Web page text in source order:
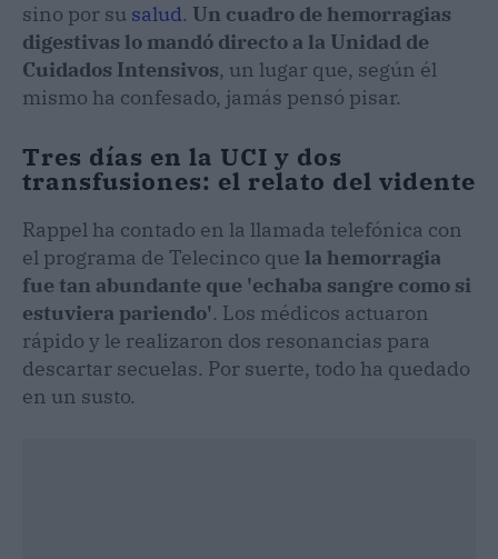
sino por su salud. Un cuadro de hemorragias
digestivas lo mandó directo a la Unidad de
Cuidados Intensivos, un lugar que, según él
mismo ha confesado, jamás pensó pisar.
Tres días en la UCI y dos
transfusiones: el relato del vidente
Rappel ha contado en la llamada telefónica con
el programa de Telecinco que la hemorragia
fue tan abundante que 'echaba sangre como si
estuviera pariendo'. Los médicos actuaron
rápido y le realizaron dos resonancias para
descartar secuelas. Por suerte, todo ha quedado
en un susto.